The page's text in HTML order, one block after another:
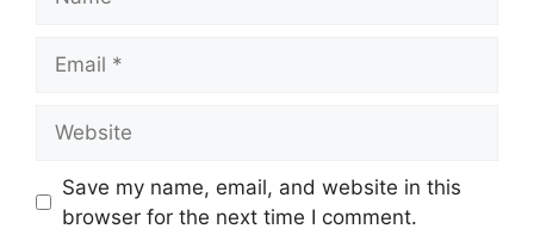
Save my name, email, and website in this
browser for the next time I comment.